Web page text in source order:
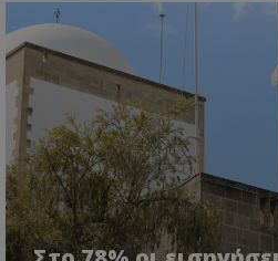
VISITOR_PRIVACY_METADATA